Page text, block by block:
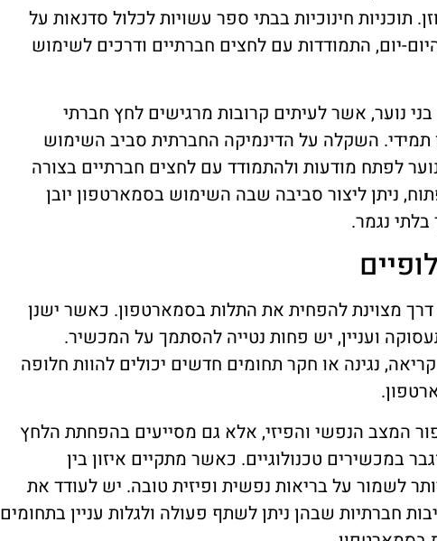
חינוכיות בבתי ספר עשויות לכלול סדנאות על
יום, התמודדות עם לחצים חברתיים ודרכים לשימוש
נוער, אשר לעיתים קרובות מרגישים לחץ חברתי
השקלה על הדינמיקה החברתית סביב השימוש
לפתח מודעות ולהתמודד עם לחצים חברתיים בצורה
ניתן ליצור סביבה שבה השימוש בסמארטפון יובן
נגמר.
דרך מצוינת להפחית את התלות בסמארטפון. כאשר ישנן
ועניין, יש פחות נטייה להסתמך על המכשיר.
נגינה או חקר תחומים חדשים יכולים להוות חלופה
המצב הנפשי והפיזי, אלא גם מסייעים בהפחתת הלחץ
במכשירים טכנולוגיים. כאשר מתקיים איזון בין
לשמור על בריאות נפשית ופיזית טובה. יש לעודד את
חברתיות שבהן ניתן לשתף פעולה ולגלות עניין בתחומים